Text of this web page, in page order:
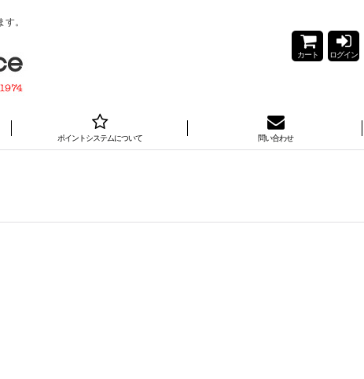
。
カート ログイン
ポイントシステムについて 問い合わせ